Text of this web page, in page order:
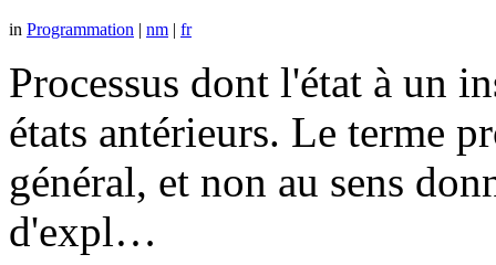
in Programmation | nm | fr
Processus dont l'état à un
états antérieurs. Le terme
général, et non au sens
d'expl…